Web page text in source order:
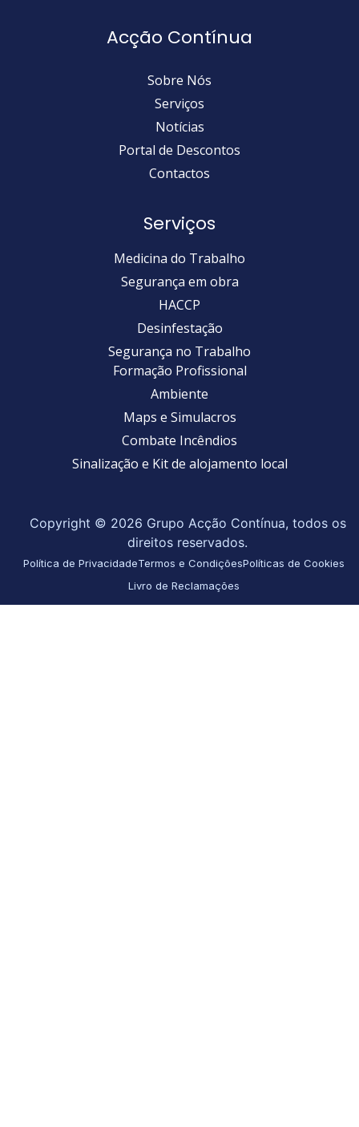
Acção Contínua
Sobre Nós
Serviços
Notícias
Portal de Descontos
Contactos
Serviços
Medicina do Trabalho
Segurança em obra
HACCP
Desinfestação
Segurança no Trabalho
Formação Profissional
Ambiente
Maps e Simulacros
Combate Incêndios
Sinalização e Kit de alojamento local
Copyright © 2026 Grupo Acção Contínua, todos os
direitos reservados.
Política de PrivacidadeTermos e CondiçõesPolíticas de Cookies
Livro de Reclamações